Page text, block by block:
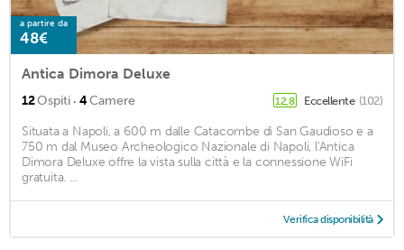
a partire da
48€
Antica Dimora Deluxe
12Ospiti · 4Camere 12,8 Eccellente (102)
Situata a Napoli, a 600 m dalle Catacombe di San Gaudioso e a
750 m dal Museo Archeologico Nazionale di Napoli, l'Antica
Dimora Deluxe offre la vista sulla città e la connessione WiFi
gratuita. ...
Verifica disponibilità